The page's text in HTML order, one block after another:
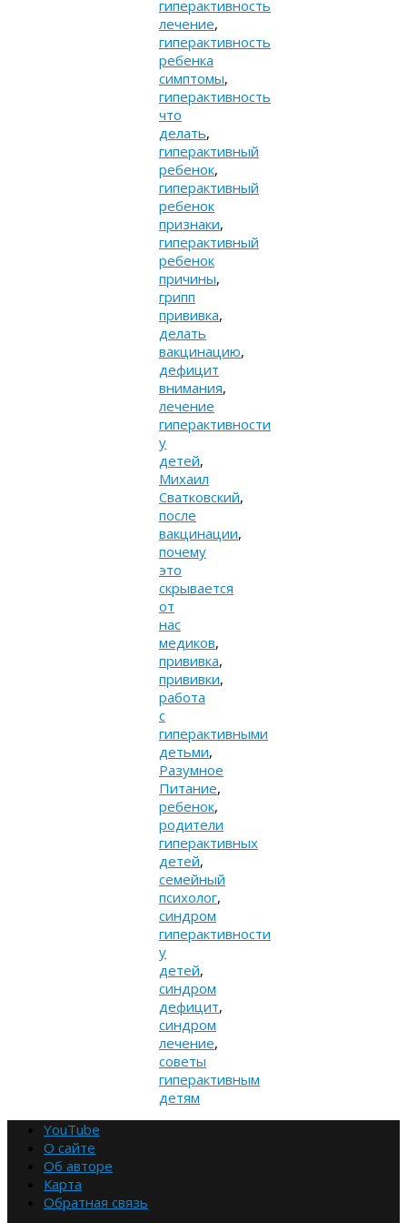
гиперактивность
лечение,
гиперактивность
ребенка
симптомы,
гиперактивность
что
делать,
гиперактивный
ребенок,
гиперактивный
ребенок
признаки,
гиперактивный
ребенок
причины,
грипп
прививка,
делать
вакцинацию,
дефицит
внимания,
лечение
гиперактивности
у
детей,
Михаил
Сватковский,
после
вакцинации,
почему
это
скрывается
от
нас
медиков,
прививка,
прививки,
работа
с
гиперактивными
детьми,
Разумное
Питание,
ребенок,
родители
гиперактивных
детей,
семейный
психолог,
синдром
гиперактивности
у
детей,
синдром
дефицит,
синдром
лечение,
советы
гиперактивным
детям
YouTube
О сайте
Об авторе
Карта
Обратная связь